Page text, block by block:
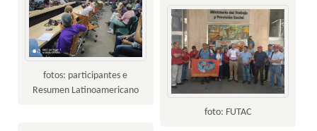
fotos: participantes e
Resumen Latinoamericano
foto: FUTAC